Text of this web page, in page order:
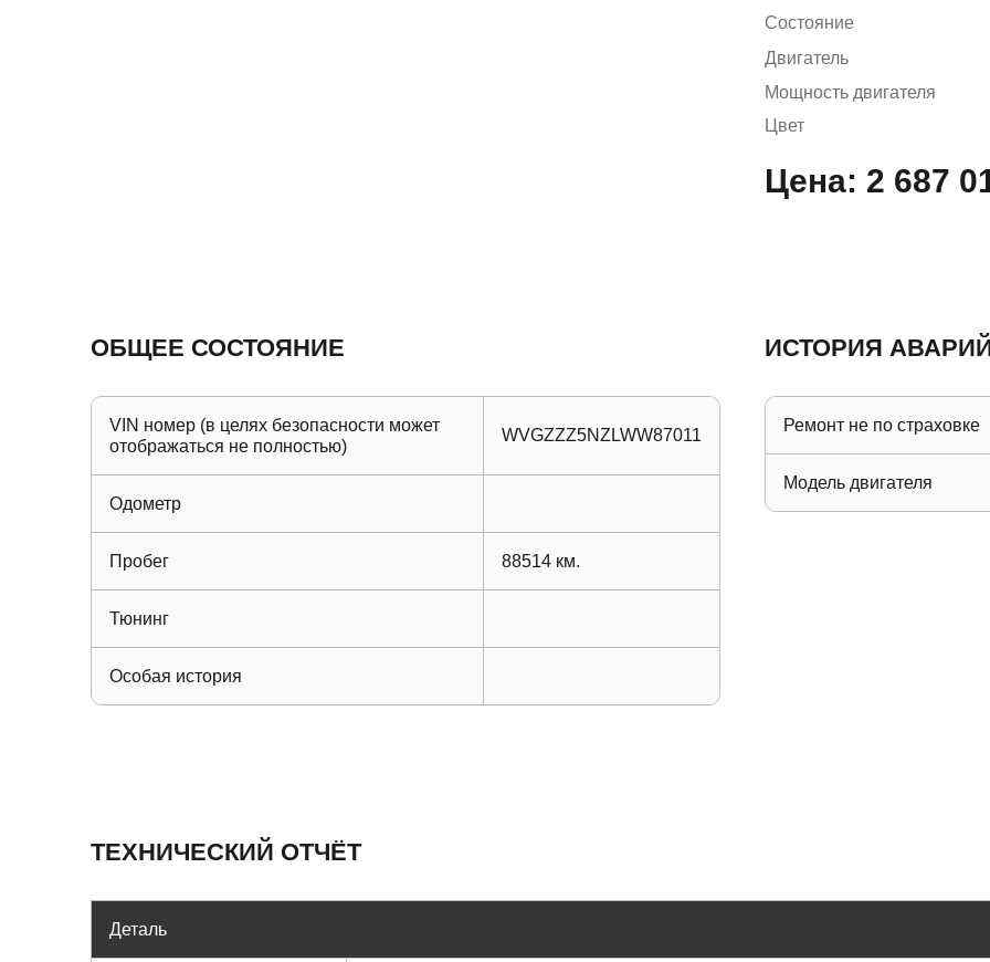
Состояние
Двигатель
Мощность двигателя
Цвет
Цена: 2 687
ОБЩЕЕ СОСТОЯНИЕ
VIN номер (в целях безопасности может
отображаться не полностью)
WVGZZZ5NZLWW87011
Одометр
Пробег 88514 км.
Тюнинг
Особая история
ИСТОРИЯ
Ремонт не по страховке
Модель двигателя
ТЕХНИЧЕСКИЙ ОТЧЁТ
Деталь